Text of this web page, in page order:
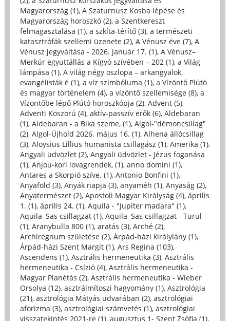
Magyarország (1), A Szaturnusz Kosba lépése és
Magyarország horoszkó (2), a Szentkereszt
felmagasztalása (1), a szkíta-térítő (3), a természeti
katasztrófák szellemi üzenete (2), A Vénusz éve (7), A
Vénusz jegyváltása - 2026. január 17. (1), A Vénusz–
Merkúr együttállás a Kígyó szívében – 202 (1), a Világ
lámpása (1), A világ négy oszlopa – arkangyalok,
evangélisták é (1), a víz szimbóluma (1), a Vízöntő Plútó
és magyar történelem (4), a vízöntő szellemisége (8), a
Vízöntőbe lépő Plútó horoszkópja (2), Advent (5),
Adventi Koszorú (4), aktív-passzív erők (6), Aldebaran
(1), Aldebaran - a Bika szeme, (1), Algol-"démoncsillag"
(2), Algol-Újhold 2026. május 16. (1), Alhena állócsillag
(3), Aloysius Lillius humanista csillagász (1), Amerika (1),
Angyali üdvözlet (2), Angyali üdvözlet - Jézus foganása
(1), Anjou-kori lovagrendek, (1), anno domini (1),
Antares a Skorpió szíve. (1), Antonio Bonfini (1),
Anyaföld (3), Anyák napja (3), anyaméh (1), Anyaság (2),
Anyatermészet (2), Apostoli Magyar Királyság (4), április
1. (1), április 24. (1), Aquila - "Jupiter madara" (1),
Aquila–Sas csillagzat (1), Aquila–Sas csillagzat - Turul
(1), Aranybulla 800 (1), aratás (3), Arché (2),
Archiregnum születése (2), Árpád-házi királylány (1),
Árpád-házi Szent Margit (1), Ars Regina (103),
Ascendens (1), Asztrális hermeneutika (3), Asztrális
hermeneutika - Csízió (4), Asztrális hermeneutika -
Magyar Planétás (2), Asztrális hermeneutika - Wieber
Orsolya (12), asztrálmítoszi hagyomány (1), Asztrológia
(21), asztrológia Mátyás udvarában (2), asztrológiai
aforizma (3), asztrológiai számvetés (1), asztrológiai
visszatekintés 2021-re (1), augusztus 1- Szent Zsófia (1),